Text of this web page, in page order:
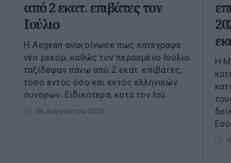
από 2 εκατ. επιβάτες τον
Ιούλιο
Η Aegean ανακοίνωσε πως κατέγραψε
νέο ρεκόρ, καθώς τον περασμένο Ιούλιο
ταξίδεψαν πάνω από 2 εκατ. επιβάτες,
τόσο εντός όσο και εκτός ελληνικών
συνόρων. Ειδικότερα, κατά τον Ιού...
06 Αυγούστου 2026
Η